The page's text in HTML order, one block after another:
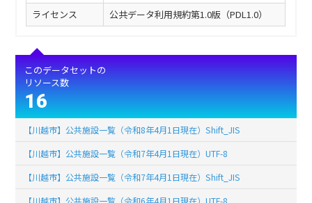
ライセンス 公共データ利用規約第1.0版（PDL1.0）
このデータセットの
リソース数
16
【川越市】公共施設一覧（令和8年4月1日現在）Shift_JIS
【川越市】公共施設一覧（令和7年4月1日現在）UTF-8
【川越市】公共施設一覧（令和7年4月1日現在）Shift_JIS
【川越市】公共施設一覧（令和6年4月1日現在）UTF-8